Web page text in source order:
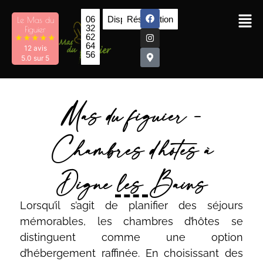
Le Mas du
Figuier
★★★★★
12 avis
5.0 sur 5
06
32
62
64
56
Disponibilités
Réservation
Mas du figuier -
Chambres d'hôtes à
Digne les Bains
Lorsqu’il s’agit de planifier des séjours
mémorables, les chambres d’hôtes se
distinguent comme une option
d’hébergement raffinée. En choisissant des